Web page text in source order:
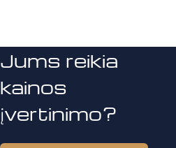
Jums reikia
kainos
įvertinimo?